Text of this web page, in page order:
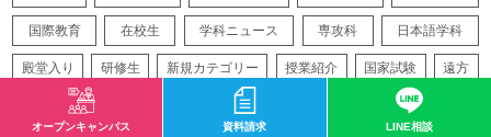
国際教育 在校生 学科ニュース 専攻科 日本語学科
殿堂入り 研修生 新規カテゴリー 授業紹介 国家試験 遠方
再生医療 バイオテクノロジー アスレティックトレーナー
オープンキャンパス 資料請求 LINE相談